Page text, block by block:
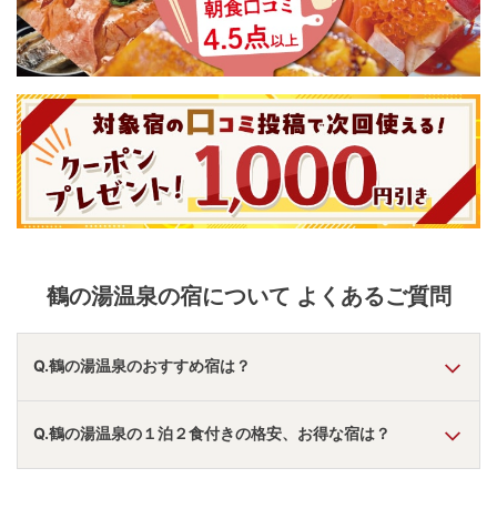
鶴の湯温泉の宿について よくあるご質問
Q.鶴の湯温泉のおすすめ宿は？
A.「ラビスタ東京ベイ（共立リゾート）」・「亀の井ホテル
青梅
」・「 住友不動産ﾎﾃﾙ ｳﾞｨﾗﾌｫﾝﾃｰﾇ ｸﾞﾗﾝﾄﾞ 羽田空港
な
どの旅館・ホテルがおすすめの宿泊先です。
Q.鶴の湯温泉の１泊２食付きの格安、お得な宿は？